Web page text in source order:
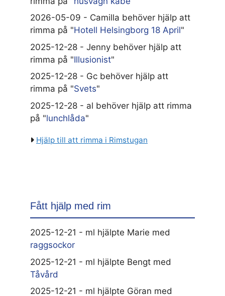
2026-05-09 - Camilla behöver hjälp att
rimma på "Hotell Helsingborg 18 April"
2025-12-28 - Jenny behöver hjälp att
rimma på "Illusionist"
2025-12-28 - Gc behöver hjälp att
rimma på "Svets"
2025-12-28 - al behöver hjälp att rimma
på "lunchlåda"
Hjälp till att rimma i Rimstugan
Fått hjälp med rim
2025-12-21 - ml hjälpte Marie med
raggsockor
2025-12-21 - ml hjälpte Bengt med
Tåvård
2025-12-21 - ml hjälpte Göran med